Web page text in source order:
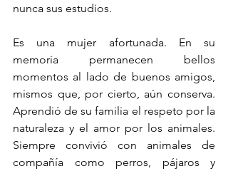
nunca sus estudios.
Es una mujer afortunada. En su
memoria permanecen bellos
momentos al lado de buenos amigos,
mismos que, por cierto, aún conserva.
Aprendió de su familia el respeto por la
naturaleza y el amor por los animales.
Siempre convivió con animales de
compañía como perros, pájaros y